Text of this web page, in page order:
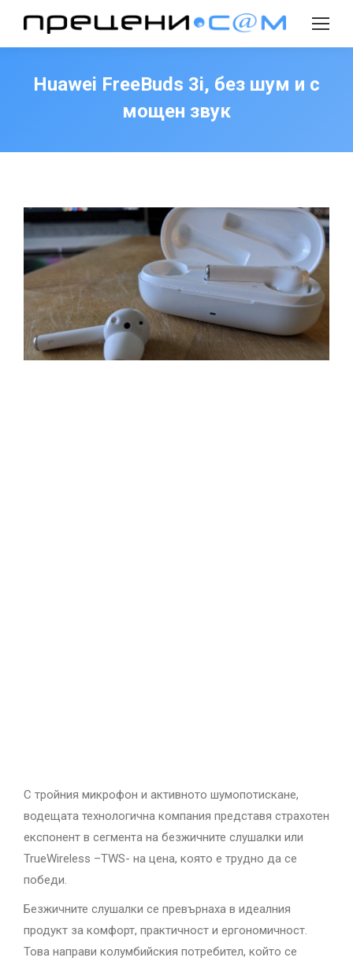
Search:
Huawei FreeBuds 3i, без шум и с
мощен звук
С тройния микрофон и активното шумопотискане,
водещата технологична компания представя страхотен
експонент в сегмента на безжичните слушалки или
TrueWireless –TWS- на цена, която е трудно да се
победи.
Безжичните слушалки се превърнаха в идеалния
продукт за комфорт, практичност и ергономичност.
Това направи колумбийския потребител, който се